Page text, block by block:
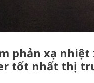
phản xạ nhiệt
tốt nhất thị